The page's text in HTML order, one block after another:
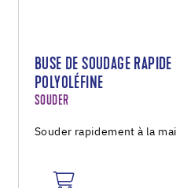
BUSE DE SOUDAGE
POLYOLÉFINE
SOUDER
Souder rapidement à la